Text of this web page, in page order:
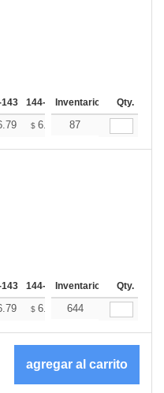
144-287 288 + Más
Inventario Qty.
$ 6.67 $6.61
87
144-287 288 + Más
Inventario Qty.
$ 6.67 $6.61
644